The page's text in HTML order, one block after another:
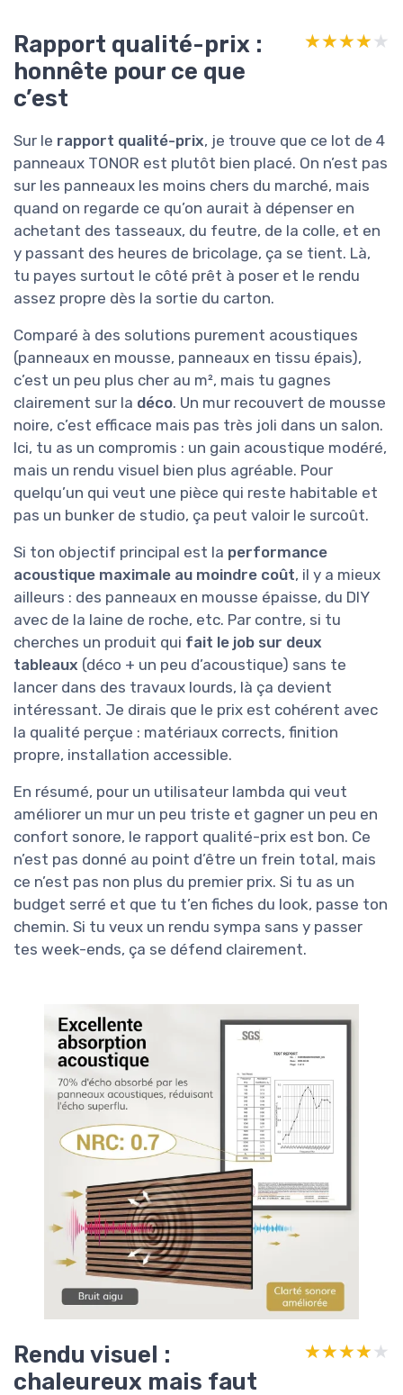
Rapport qualité-prix :
honnête pour ce que
c’est
★★★★★
★★★★★
Sur le rapport qualité-prix, je trouve que ce lot de 4
panneaux TONOR est plutôt bien placé. On n’est pas
sur les panneaux les moins chers du marché, mais
quand on regarde ce qu’on aurait à dépenser en
achetant des tasseaux, du feutre, de la colle, et en
y passant des heures de bricolage, ça se tient. Là,
tu payes surtout le côté prêt à poser et le rendu
assez propre dès la sortie du carton.
Comparé à des solutions purement acoustiques
(panneaux en mousse, panneaux en tissu épais),
c’est un peu plus cher au m², mais tu gagnes
clairement sur la déco. Un mur recouvert de mousse
noire, c’est efficace mais pas très joli dans un salon.
Ici, tu as un compromis : un gain acoustique modéré,
mais un rendu visuel bien plus agréable. Pour
quelqu’un qui veut une pièce qui reste habitable et
pas un bunker de studio, ça peut valoir le surcoût.
Si ton objectif principal est la performance
acoustique maximale au moindre coût, il y a mieux
ailleurs : des panneaux en mousse épaisse, du DIY
avec de la laine de roche, etc. Par contre, si tu
cherches un produit qui fait le job sur deux
tableaux (déco + un peu d’acoustique) sans te
lancer dans des travaux lourds, là ça devient
intéressant. Je dirais que le prix est cohérent avec
la qualité perçue : matériaux corrects, finition
propre, installation accessible.
En résumé, pour un utilisateur lambda qui veut
améliorer un mur un peu triste et gagner un peu en
confort sonore, le rapport qualité-prix est bon. Ce
n’est pas donné au point d’être un frein total, mais
ce n’est pas non plus du premier prix. Si tu as un
budget serré et que tu t’en fiches du look, passe ton
chemin. Si tu veux un rendu sympa sans y passer
tes week-ends, ça se défend clairement.
Rendu visuel :
chaleureux mais faut
★★★★★
★★★★★